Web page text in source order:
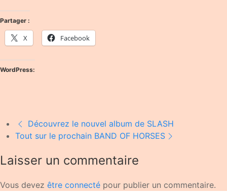
Partager :
X Facebook
WordPress:
Découvrez le nouvel album de SLASH
Tout sur le prochain BAND OF HORSES
Laisser un commentaire
Vous devez être connecté pour publier un commentaire.